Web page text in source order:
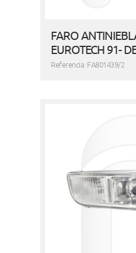
FARO
EUROTECH 91-
Referencia: FA801439/2